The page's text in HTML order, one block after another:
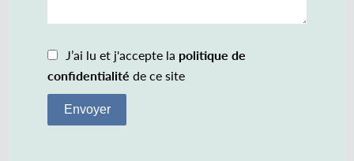
J’ai lu et j'accepte la politique de
confidentialité de ce site
Envoyer